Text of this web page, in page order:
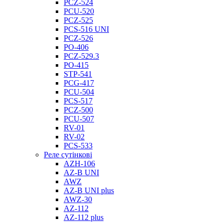
PCZ-524
PCU-520
PCZ-525
PCS-516 UNI
PCZ-526
PO-406
PCZ-529.3
PO-415
STP-541
PCG-417
PCU-504
PCS-517
PCZ-500
PCU-507
RV-01
RV-02
PCS-533
Реле сутінкові
AZH-106
AZ-B UNI
AWZ
AZ-B UNI plus
AWZ-30
AZ-112
AZ-112 plus